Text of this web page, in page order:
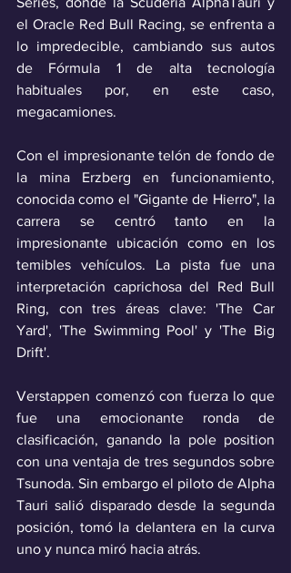
el Oracle Red Bull Racing, se enfrenta a
lo impredecible, cambiando sus autos
de Fórmula 1 de alta tecnología
habituales por, en este caso,
megacamiones.
Con el impresionante telón de fondo de
la mina Erzberg en funcionamiento,
conocida como el "Gigante de Hierro", la
carrera se centró tanto en la
impresionante ubicación como en los
temibles vehículos. La pista fue una
interpretación caprichosa del Red Bull
Ring, con tres áreas clave: 'The Car
Yard', 'The Swimming Pool' y 'The Big
Drift'.
Verstappen comenzó con fuerza lo que
fue una emocionante ronda de
clasificación, ganando la pole position
con una ventaja de tres segundos sobre
Tsunoda. Sin embargo el piloto de Alpha
Tauri salió disparado desde la segunda
posición, tomó la delantera en la curva
uno y nunca miró hacia atrás.